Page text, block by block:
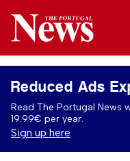
Reduced Ads
Read The Portugal News
19.99€ per year.
Sign up here